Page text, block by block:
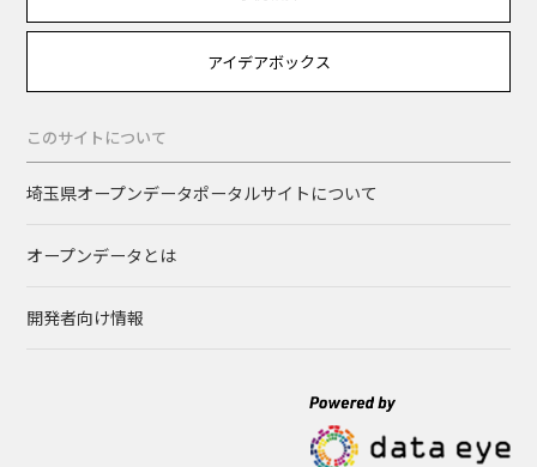
アイデアボックス
このサイトについて
埼玉県オープンデータポータルサイトについて
オープンデータとは
開発者向け情報